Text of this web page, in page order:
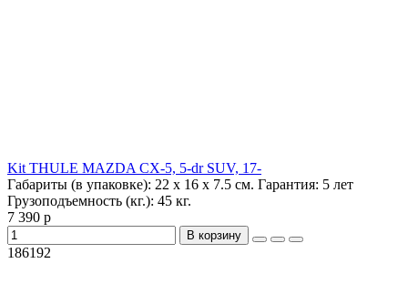
Kit THULE MAZDA CX-5, 5-dr SUV, 17-
Габариты (в упаковке): 22 х 16 х 7.5 см. Гарантия: 5 лет
Грузоподъемность (кг.): 45 кг.
7 390 р
В корзину
186192